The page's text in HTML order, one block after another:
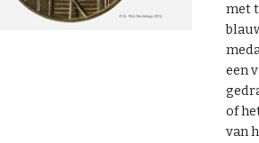
met
een
of
van